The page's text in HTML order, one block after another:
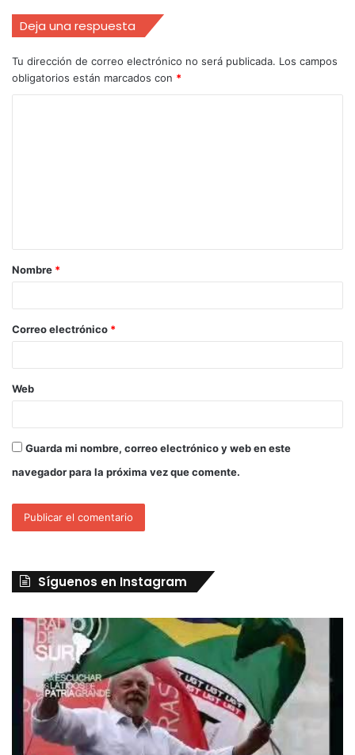
Deja una respuesta
Tu dirección de correo electrónico no será publicada. Los campos
obligatorios están marcados con *
Nombre *
Correo electrónico *
Web
Guarda mi nombre, correo electrónico y web en este
navegador para la próxima vez que comente.
Síguenos en Instagram